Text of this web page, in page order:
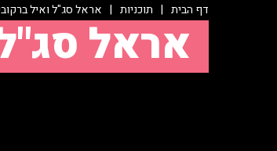
דף הבית | תוכניות | אראל סג"ל ואיל
אראל